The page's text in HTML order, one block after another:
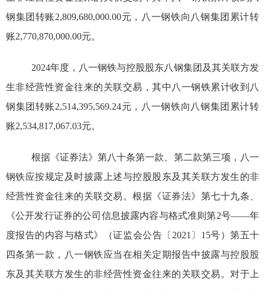
钢集团转账2,809,680,000.00元，八一钢铁向八钢集团 累计转
账2,770,870,000.00元。
2024年度，八一钢铁与控股股东八钢集团及其关联方发
生非经营性资金往来的关联交易，其中 八一钢铁累计收到八
钢集团转账2,514,395,569.24元，八一钢铁向八钢集团 累计转
账2,534,817,067.03元。
根据《证券法》第八十条第一款、第二款第三项，八一
钢铁应按规定及时披露上述与控股股东及其关联方发生的非
经营性资金往来的关联交易。根据《证券法》第七十九条、
《公开发行证券的公司信息披露内容与格式准则第2号——年
度报告的内容与格式》（证监会公告〔 2021 〕 15号）第五十
四条第一款，八一钢铁应当在相关定期报告中披露与控股股
东及其关联方发生的非经营性资金往来的关联交易。对于上